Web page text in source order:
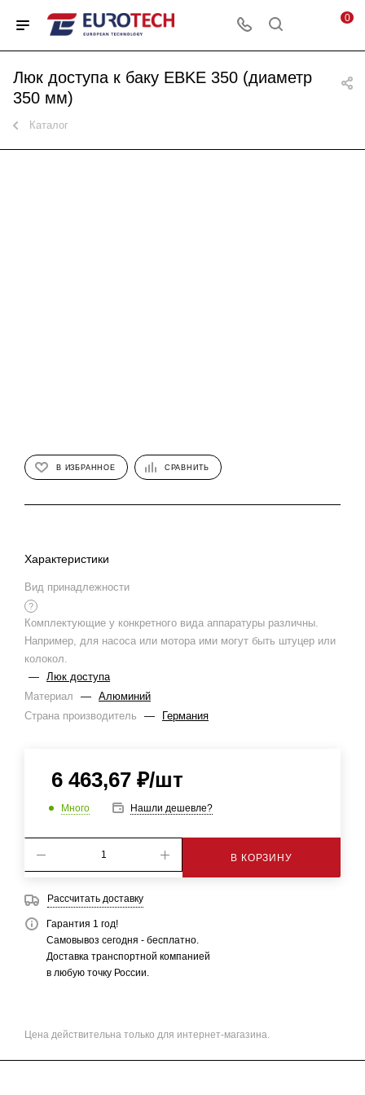
0
Люк доступа к баку EBKE 350 (диаметр
350 мм)
Каталог
В ИЗБРАННОЕ СРАВНИТЬ
Характеристики
Вид принадлежности
?
Комплектующие у конкретного вида аппаратуры различны.
Например, для насоса или мотора ими могут быть штуцер или
колокол.
— Люк доступа
Материал
— Алюминий
Страна производитель
— Германия
6 463,67 ₽/шт
Много Нашли дешевле?
В КОРЗИНУ
Рассчитать доставку
Гарантия 1 год!
Самовывоз сегодня - бесплатно.
Доставка транспортной компанией
в любую точку России.
Цена действительна только для интернет-магазина.